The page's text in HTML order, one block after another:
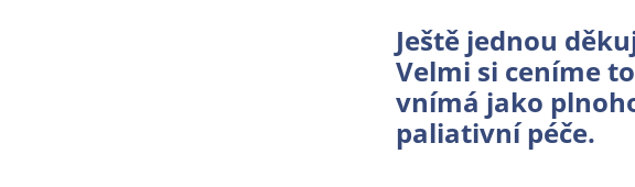
Ještě jednou
Velmi si ceníme
vnímá jako
paliativní péče.